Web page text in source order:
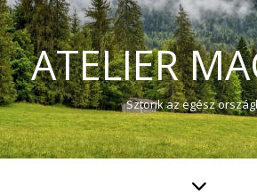
ATELIER
Sztorik az egész